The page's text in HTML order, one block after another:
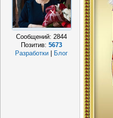
Сообщений: 2844
Позитив: 5673
Разработки
Блог